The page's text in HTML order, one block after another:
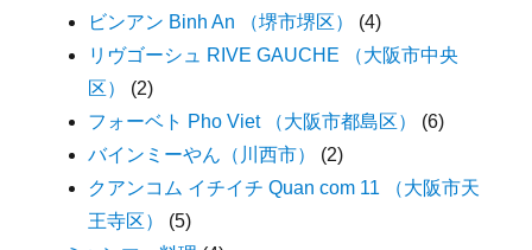
ビンアン Binh An （堺市堺区）
(4)
リヴゴーシュ RIVE GAUCHE （大阪市中央
区）
(2)
フォーベト Pho Viet （大阪市都島区）
(6)
バインミーやん（川西市）
(2)
クアンコム イチイチ Quan com 11 （大阪市天
王寺区）
(5)